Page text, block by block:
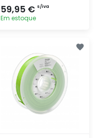
59,95 € s/iva
Em estoque